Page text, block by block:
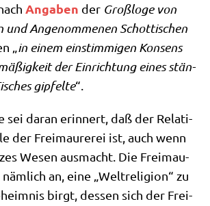
Anga­ben der Groß­lo­ge von
und Ange­nom­me­nen Schot­ti­schen
„in einem ein­stim­mi­gen Kon­sens
der Ein­rich­tung eines stän­
gip­fel­te“.
sei dar­an erin­nert, daß der Rela­ti­
der Frei­mau­re­rei ist, auch wenn
Wesen aus­macht. Die Frei­mau­
an, eine „Welt­re­li­gi­on“ zu
birgt, des­sen sich der Frei­